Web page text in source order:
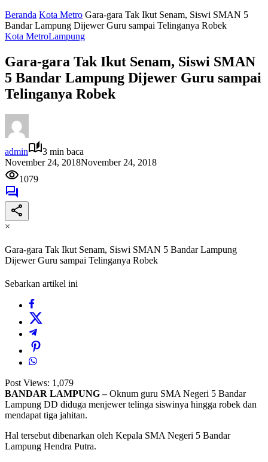
Beranda Kota Metro Gara-gara Tak Ikut Senam, Siswi SMAN 5
Bandar Lampung Dijewer Guru sampai Telinganya Robek
Kota MetroLampung
Gara-gara Tak Ikut Senam, Siswi SMAN
5 Bandar Lampung Dijewer Guru sampai
Telinganya Robek
admin
3 min baca
November 24, 2018November 24, 2018
1079
×
Gara-gara Tak Ikut Senam, Siswi SMAN 5 Bandar Lampung
Dijewer Guru sampai Telinganya Robek
Sebarkan artikel ini
Post Views: 1,079
BANDAR LAMPUNG –Oknum guru SMA Negeri 5 Bandar
Lampung DD diduga menjewer telinga siswinya hingga robek dan
mendapat tiga jahitan.
Hal tersebut dibenarkan oleh Kepala SMA Negeri 5 Bandar
Lampung Hendra Putra.